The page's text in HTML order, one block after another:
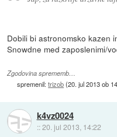
Dobili bi astronomsko kazen
Snowdne med zaposlenimi/
Zgodovina sprememb…
spremenil:trizob(20. jul 2013 ob
k4vz0024
::20. jul 2013, 14:22